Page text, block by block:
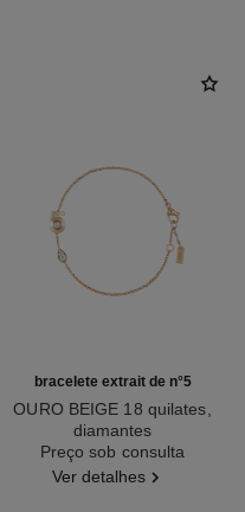
bracelete extrait de n°5
OURO BEIGE 18 quilates,
diamantes
Ref. J12428Preço sob consulta
Ver detalhes